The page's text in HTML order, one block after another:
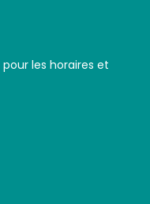
pour les horaires et